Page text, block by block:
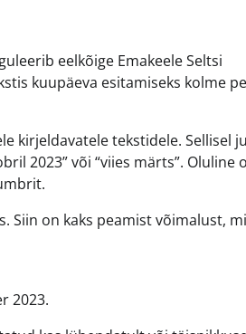
eelkõige Emakeele Seltsi
kuupäeva esitamiseks kolme
kirjeldavatele tekstidele. Sellisel
2023” või “viies märts”. Oluline
Siin on kaks peamist võimalust,
2023.